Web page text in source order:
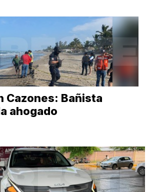
Cazones: Bañista
ahogado